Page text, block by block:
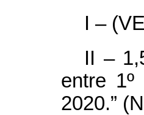
I –
II –
entre
2020.”